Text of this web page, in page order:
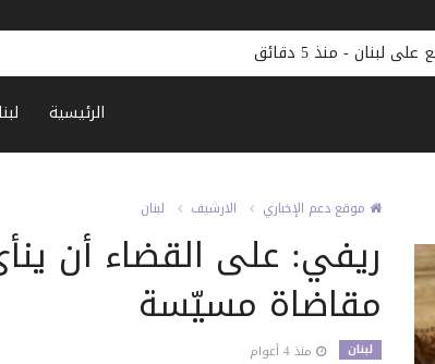
على لبنان- منذ 5 دقائق
الرئيسية
موقع دعم الإخباري الارشيف لبنان
ريفي: على القضاء أن
مقاضاة مسيّسة
لبنان منذ 4 أعوام